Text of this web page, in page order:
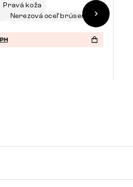
Pravá koža
Nerezová oceľ brúsená